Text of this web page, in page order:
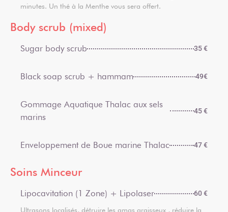
minutes. Un thé à la Menthe vous sera offert.
Body scrub (mixed)
Sugar body scrub 35 €
Black soap scrub + hammam 49€
Gommage Aquatique Thalac aux sels
marins
45 €
Enveloppement de Boue marine Thalac 47 €
Soins Minceur
Lipocavitation (1 Zone) + Lipolaser 60 €
Ultrasons localisés, détruire les amas graisseux , réduire la